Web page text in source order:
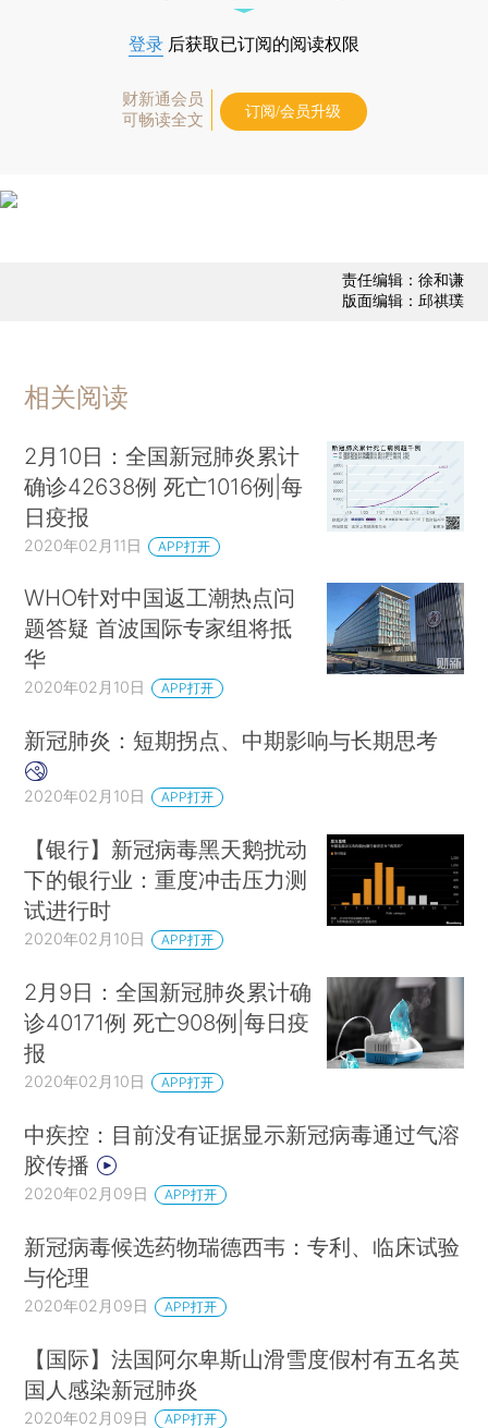
登录 后获取已订阅的阅读权限
财新通会员
可畅读全文
订阅/会员升级
责任编辑：徐和谦
版面编辑：邱祺璞
相关阅读
2月10日：全国新冠肺炎累计
确诊42638例 死亡1016例|每
日疫报
2020年02月11日 APP打开
WHO针对中国返工潮热点问
题答疑 首波国际专家组将抵
华
2020年02月10日 APP打开
新冠肺炎：短期拐点、中期影响与长期思考
2020年02月10日 APP打开
【银行】新冠病毒黑天鹅扰动
下的银行业：重度冲击压力测
试进行时
2020年02月10日 APP打开
2月9日：全国新冠肺炎累计确
诊40171例 死亡908例|每日疫
报
2020年02月10日 APP打开
中疾控：目前没有证据显示新冠病毒通过气溶
胶传播
2020年02月09日 APP打开
新冠病毒候选药物瑞德西韦：专利、临床试验
与伦理
2020年02月09日 APP打开
【国际】法国阿尔卑斯山滑雪度假村有五名英
国人感染新冠肺炎
2020年02月09日 APP打开